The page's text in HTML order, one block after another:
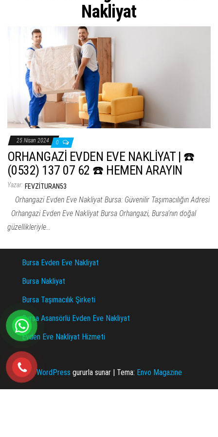
i
Nakliyat
25 Nisan 2024 0
ORHANGAZİ EVDEN EVE NAKLİYAT | ☎️
(0532) 137 07 62 ☎️ HEMEN ARAYIN
Yazar: FEVZITURAN53
Orhangazi Evden Eve Nakliyat Bursa: Güvenilir Taşımacılığın Adresi
Orhangazi Evden Eve Nakliyat Bursa Orhangazi, Bursa’nın doğal
güzellikleriyle…
Bursa Evden Eve Nakliyat
Bursa Nakliyat
Bursa Taşımacılık Şirketi
Bursa Asansörlü Evden Eve Nakliyat
Evden Eve Nakliyat Hizmeti
WordPress gururla sunar | Tema: Envo Magazine